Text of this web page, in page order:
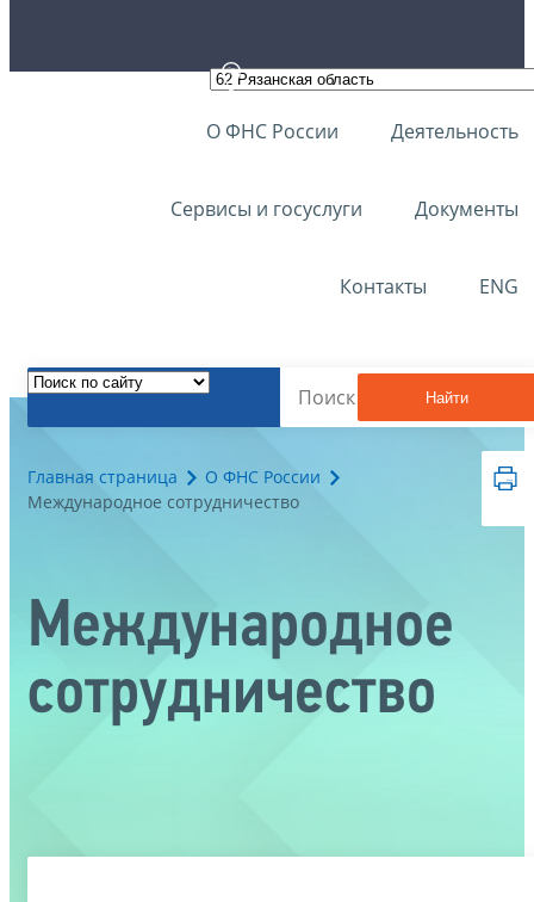
О ФНС России Деятельность
Сервисы и госуслуги Документы
Контакты ENG
Найти
Главная страница
О ФНС России
Международное сотрудничество
Международное
сотрудничество